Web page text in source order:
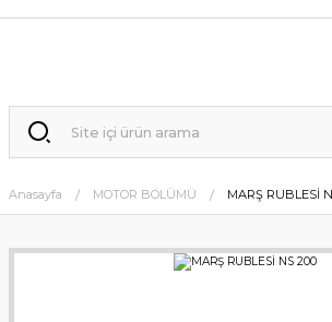
Anasayfa MOTOR BÖLÜMÜ MARŞ RUBLESİ